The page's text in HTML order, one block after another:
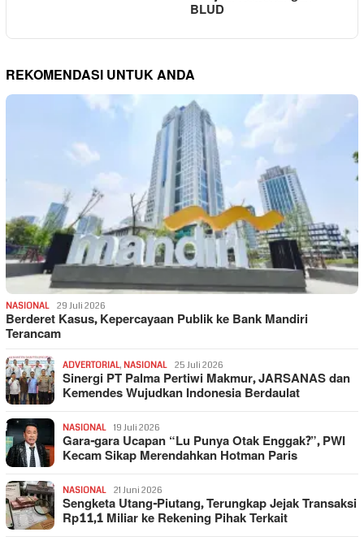
BLUD
REKOMENDASI UNTUK ANDA
NASIONAL 29 Juli 2026
Berderet Kasus, Kepercayaan Publik ke Bank Mandiri
Terancam
ADVERTORIAL, NASIONAL 25 Juli 2026
Sinergi PT Palma Pertiwi Makmur, JARSANAS dan
Kemendes Wujudkan Indonesia Berdaulat
NASIONAL 19 Juli 2026
Gara-gara Ucapan “Lu Punya Otak Enggak?”, PWI
Kecam Sikap Merendahkan Hotman Paris
NASIONAL 21 Juni 2026
Sengketa Utang-Piutang, Terungkap Jejak Transaksi
Rp11,1 Miliar ke Rekening Pihak Terkait